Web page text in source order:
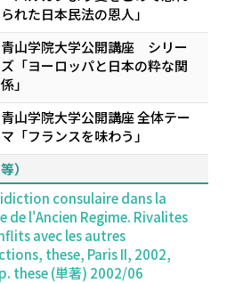
られた日本民法の恩人」
青山学院大学公開講座 シリー
ズ「ヨーロッパと日本の粋な関
係」
青山学院大学公開講座 全体テー
マ「フランスを味わう」
）
consulaire dans la
de l'Ancien Regime. Rivalites
avec les autres
these, Paris II, 2002,
these (単著) 2002/06